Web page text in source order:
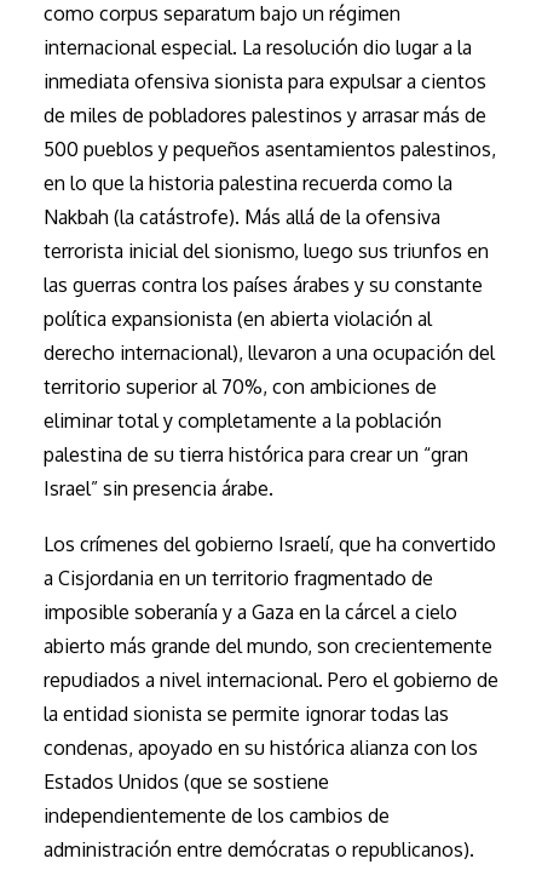
como corpus separatum bajo un régimen
internacional especial. La resolución dio lugar a la
inmediata ofensiva sionista para expulsar a cientos
de miles de pobladores palestinos y arrasar más de
500 pueblos y pequeños asentamientos palestinos,
en lo que la historia palestina recuerda como la
Nakbah (la catástrofe). Más allá de la ofensiva
terrorista inicial del sionismo, luego sus triunfos en
las guerras contra los países árabes y su constante
política expansionista (en abierta violación al
derecho internacional), llevaron a una ocupación del
territorio superior al 70%, con ambiciones de
eliminar total y completamente a la población
palestina de su tierra histórica para crear un “gran
Israel” sin presencia árabe.
Los crímenes del gobierno Israelí, que ha convertido
a Cisjordania en un territorio fragmentado de
imposible soberanía y a Gaza en la cárcel a cielo
abierto más grande del mundo, son crecientemente
repudiados a nivel internacional. Pero el gobierno de
la entidad sionista se permite ignorar todas las
condenas, apoyado en su histórica alianza con los
Estados Unidos (que se sostiene
independientemente de los cambios de
administración entre demócratas o republicanos).